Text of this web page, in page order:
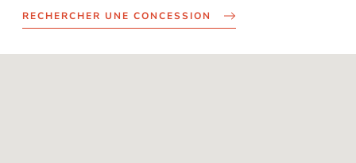
RECHERCHER UNE CONCESSION